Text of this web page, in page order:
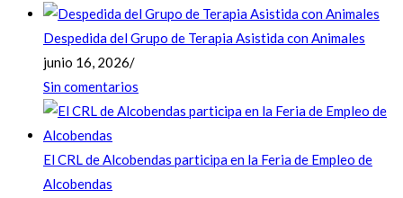
Despedida del Grupo de Terapia Asistida con Animales
junio 16, 2026/
Sin comentarios
El CRL de Alcobendas participa en la Feria de Empleo de
Alcobendas